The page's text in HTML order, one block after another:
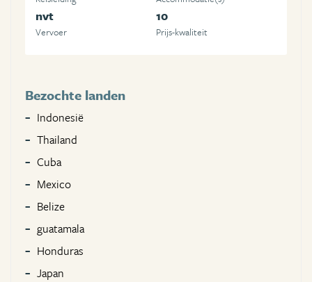
nvt
Vervoer
10
Prijs-kwaliteit
Bezochte landen
Indonesië
Thailand
Cuba
Mexico
Belize
guatamala
Honduras
Japan